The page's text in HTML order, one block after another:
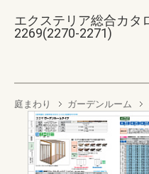
エクステリア総合カタ
2269(2270-2271)
庭まわり ガーデンルーム